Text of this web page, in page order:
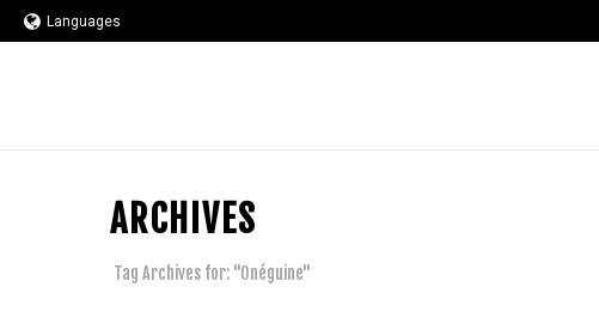
Languages
ARCHIVES
Tag Archives for: "Onéguine"